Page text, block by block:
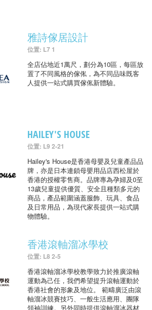
雅詩傢居設計
位置: L7 1
全店佔地近1萬尺，劃分為10區，每區放
置了不同風格的傢俬，為不同品味既客
人提供一站式購買傢俬新體驗。
HAILEY'S HOUSE
位置: L9 2-21
Hailey's House是香港母嬰及兒童產品品
牌，亦是日本連鎖母嬰用品店西松屋於
香港的授權零售商。品牌專為孕婦及0至
13歲兒童提供優質、安全且種類多元的
商品，產品範圍涵蓋服飾、玩具、食品
及日常用品，為現代家長提供一站式購
物體驗。
香港滾軸溜冰學校
位置: L8 2-5
香港滾軸溜冰學校教學致力於推廣滾軸
運動為己任，我們希望提升滾軸運動於
香港社會的形象及地位。 範疇廣泛由滾
軸溜冰競賽技巧、一般生活應用、團隊
領袖訓練。另外同時提供滾軸溜冰器材